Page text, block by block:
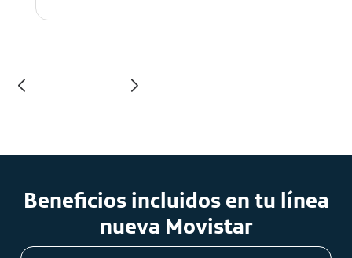
Beneficios incluidos en tu línea
nueva Movistar